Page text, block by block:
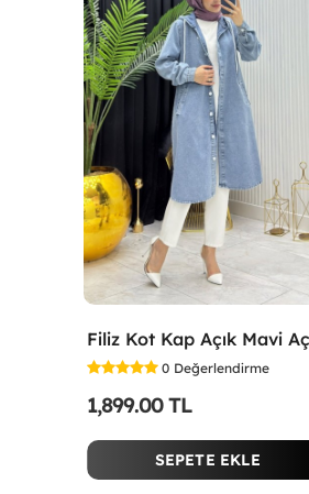
0 Değerlendirme
1,899.00 TL
SEPETE EKLE